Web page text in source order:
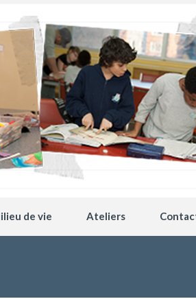
de vie Ateliers